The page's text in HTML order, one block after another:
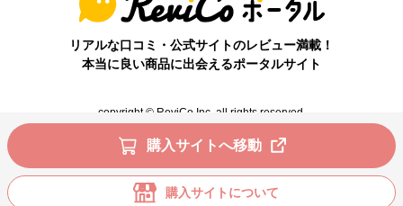
購入サイトへ移動
購入サイトについて
リアルな口コミ・公式サイトのレビュー満載！
本当に良い商品に出会えるポータルサイト
copyright © ReviCo Inc. all rights reserved.